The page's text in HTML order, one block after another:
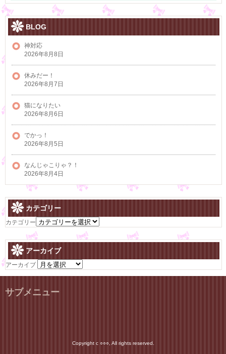
BLOG
神対応
2026年8月8日
休みだー！
2026年8月7日
猫になりたい
2026年8月6日
でかっ！
2026年8月5日
なんじゃこりゃ？！
2026年8月4日
カテゴリー
カテゴリー
アーカイブ
アーカイブ
サブメニュー
Copyright c ○○○, All rights reserved.